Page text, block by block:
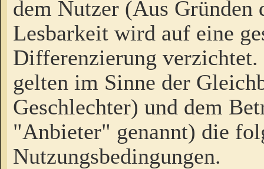
dem Nutzer (Aus Gründen
Lesbarkeit wird auf eine
Differenzierung
gelten im Sinne der
Geschlechter) und dem
"Anbieter" genannt) die
Nutzungsbedingungen.